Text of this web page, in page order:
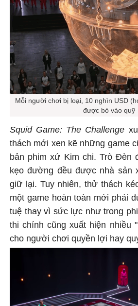
Mỗi người chơi bị loại, 10 nghìn USD
được bỏ vào quỹ
Squid Game: The Challenge
thách mới xen kẽ những game
bản phim xứ Kim chi. Trò Đèn
kẹo đường đều được nhà sản
giữ lại. Tuy nhiên, thử thách
một game hoàn toàn mới phải
tuệ thay vì sức lực như trong
thi chính cũng xuất hiện nhiều
cho người chơi quyền lợi hay